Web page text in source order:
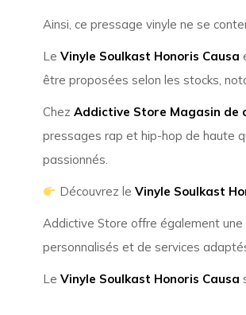
Ainsi, ce pressage vinyle ne se
Le Vinyle Soulkast Honoris Causa
être proposées selon les stocks,
Chez Addictive Store Magasin de
pressages rap et hip-hop de haute
passionnés.
Découvrez le Vinyle Soulkast
Addictive Store offre également
personnalisés et de services
Le Vinyle Soulkast Honoris Causa